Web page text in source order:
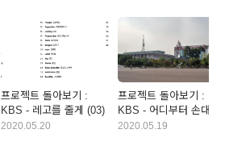
프로젝트 돌아보기 :
KBS - 레고를 줄게 (03)
2020.05.20
프로젝트 돌아보기 :
KBS - 어디부터 손대야
하지? (01)
2020.05.19